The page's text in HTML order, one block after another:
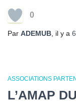
0
Par ADEMUB , il y a
ASSOCIATIONS
L’AMAP